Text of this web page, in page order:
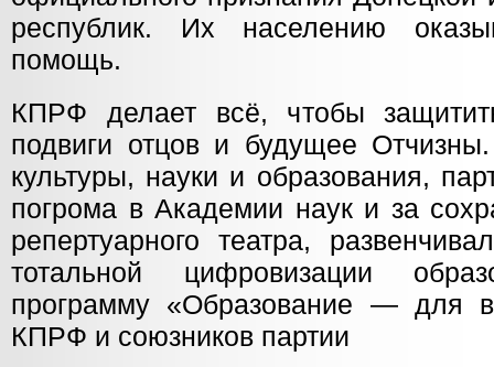
республик. Их населению
помощь.
КПРФ делает всё, чтобы
подвиги отцов и будущее
культуры, науки и образования,
погрома в Академии наук и за
репертуарного театра,
тотальной цифровизации
программу «Образование — для
КПРФ и союзников партии